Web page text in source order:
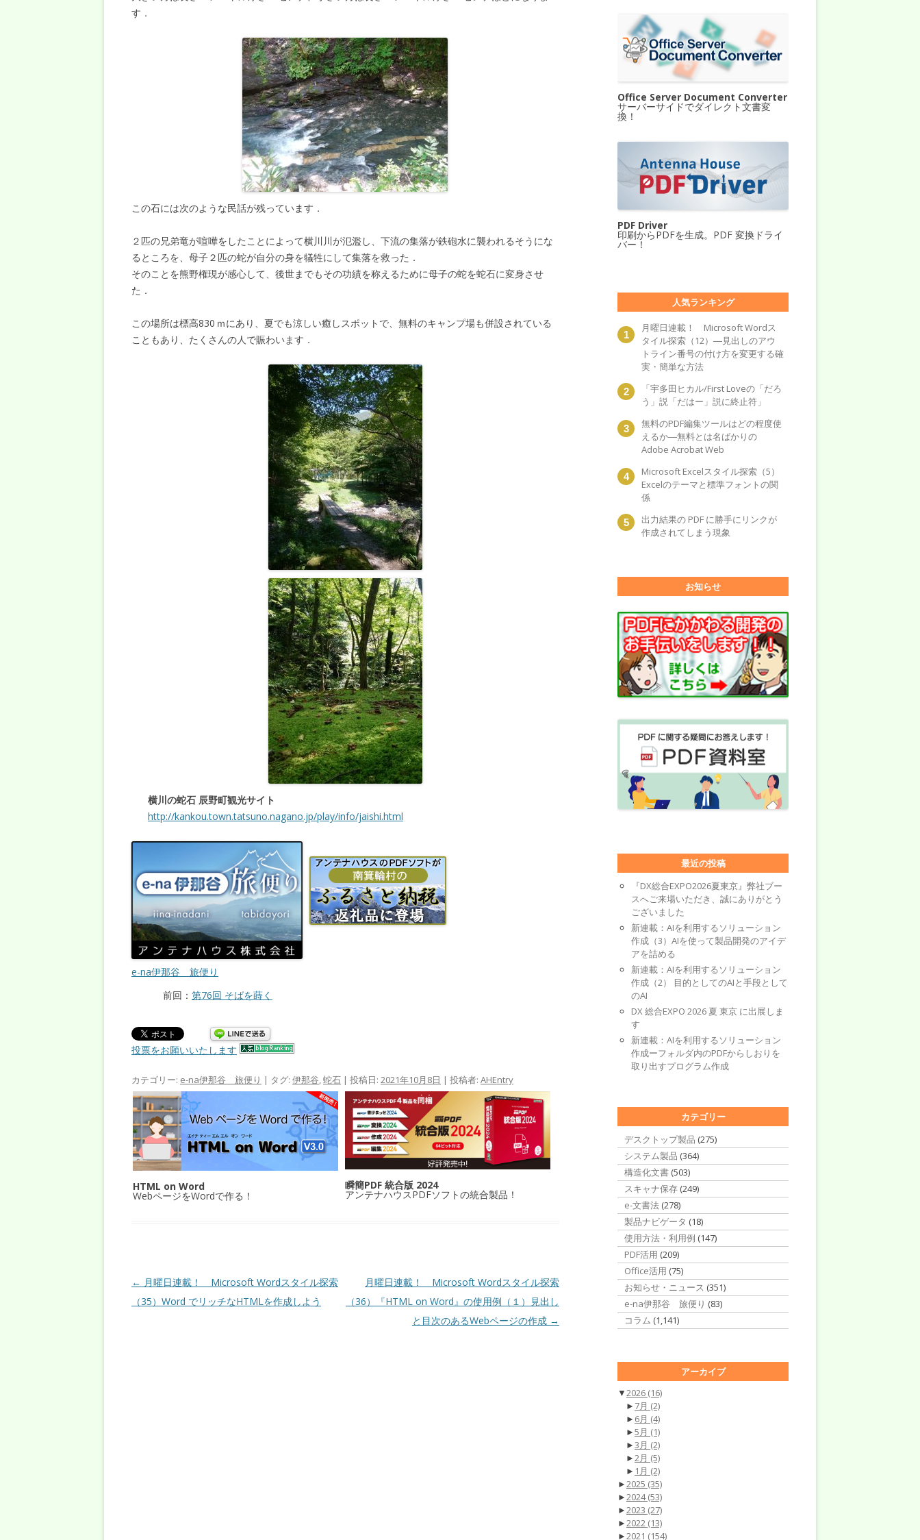
す．
この石には次のような民話が残っています．
２匹の兄弟竜が喧嘩をしたことによって横川川が氾濫し、下流の集落が鉄砲水に襲われるそうにな
るところを、母子２匹の蛇が自分の身を犠牲にして集落を救った．
そのことを熊野権現が感心して、後世までもその功績を称えるために母子の蛇を蛇石に変身させ
た．
この場所は標高830 ｍにあり、夏でも涼しい癒しスポットで、無料のキャンプ場も併設されている
こともあり、たくさんの人で賑わいます．
横川の蛇石 辰野町観光サイト
http://kankou.town.tatsuno.nagano.jp/play/info/jaishi.html
e-na伊那谷 旅便り
前回： 第76回 そばを蒔く
投票をお願いいたします
カテゴリー: e-na伊那谷 旅便り | タグ: 伊那谷,蛇石 | 投稿日: 2021年10月8日 | 投稿者: AHEntry
HTML on Word
WebページをWordで作る！
瞬簡PDF 統合版 2024
アンテナハウスPDFソフトの統合製品！
投稿ナビゲーション
← 月曜日連載！ Microsoft Wordスタイル探索
（35）Word でリッチなHTMLを作成しよう
月曜日連載！ Microsoft Wordスタイル探索
（36）『HTML on Word』の使用例（１）見出し
と目次のあるWebページの作成 →
Office Server Document Converter
サーバーサイドでダイレクト文書変
換！
PDF Driver
印刷からPDFを生成。PDF 変換ドライ
バー！
人気ランキング
月曜日連載！ Microsoft Wordス
タイル探索（12）―見出しのアウ
トライン番号の付け方を変更する確
実・簡単な方法
「宇多田ヒカル/First Loveの「だろ
う」説「だはー」説に終止符」
無料のPDF編集ツールはどの程度使
えるか―無料とは名ばかりの
Adobe Acrobat Web
Microsoft Excelスタイル探索（5）
Excelのテーマと標準フォントの関
係
出力結果の PDF に勝手にリンクが
作成されてしまう現象
お知らせ
最近の投稿
『DX総合EXPO2026夏東京』弊社ブー
スへご来場いただき、誠にありがとう
ございました
新連載：AIを利用するソリューション
作成（3）AIを使って製品開発のアイデ
アを詰める
新連載：AIを利用するソリューション
作成（2） 目的としてのAIと手段として
のAI
DX 総合EXPO 2026 夏 東京 に出展しま
す
新連載：AIを利用するソリューション
作成ーフォルダ内のPDFからしおりを
取り出すプログラム作成
カテゴリー
デスクトップ製品 (275)
システム製品 (364)
構造化文書 (503)
スキャナ保存 (249)
e-文書法 (278)
製品ナビゲータ (18)
使用方法・利用例 (147)
PDF活用 (209)
Office活用 (75)
お知らせ・ニュース (351)
e-na伊那谷 旅便り (83)
コラム (1,141)
アーカイブ
▼2026 (16)
► 7月 (2)
► 6月 (4)
►5月 (1)
►3月 (2)
►2月 (5)
► 1月 (2)
►2025 (35)
►2024(53)
►2023 (27)
►2022 (13)
►2021 (154)